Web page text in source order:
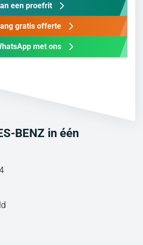
BENZ in één
een proefrit
gratis offerte
met ons